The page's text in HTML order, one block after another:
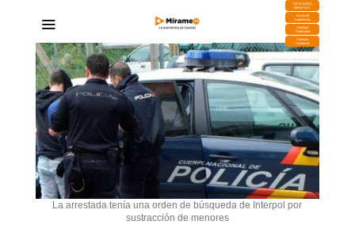
DESCARGA
MIRAPLAY
Buzón de
Sugerencias
Contratar
Publicidad
Contacto
Comercial
La arrestada tenía una orden de búsqueda de Interpol por
sustracción de menores